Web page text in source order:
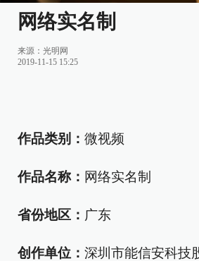
网络实名制
来源： 光明网
2019-11-15 15:25
作品类别： 微视频
作品名称： 网络实名制
省份地区： 广东
创作单位： 深圳市能信安科技